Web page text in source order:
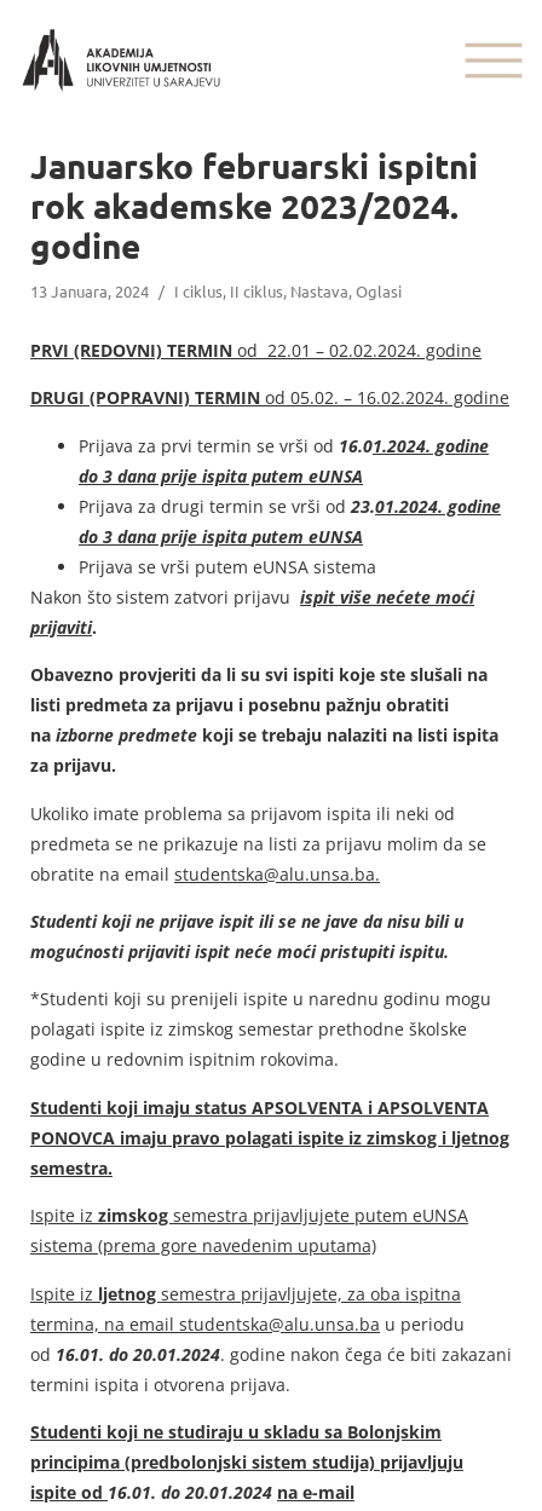
Januarsko februarski ispitni
rok akademske 2023/2024.
godine
13 Januara, 2024 / I ciklus, II ciklus, Nastava,Oglasi
PRVI (REDOVNI) TERMIN od 22.01 – 02.02.2024. godine
DRUGI (POPRAVNI) TERMIN od 05.02. – 16.02.2024. godine
Prijava za prvi termin se vrši od 16.01.2024. godine
do 3 dana prije ispita putem eUNSA
Prijava za drugi termin se vrši od 23.01.2024. godine
do 3 dana prije ispita putem eUNSA
Prijava se vrši putem eUNSA sistema
Nakon što sistem zatvori prijavu ispit više nećete moći
prijaviti.
Obavezno provjeriti da li su svi ispiti koje ste slušali na
listi predmeta za prijavu i posebnu pažnju obratiti
na izborne predmete koji se trebaju nalaziti na listi ispita
za prijavu.
Ukoliko imate problema sa prijavom ispita ili neki od
predmeta se ne prikazuje na listi za prijavu molim da se
obratite na email studentska@alu.unsa.ba.
Studenti koji ne prijave ispit ili se ne jave da nisu bili u
mogućnosti prijaviti ispit neće moći pristupiti ispitu.
*Studenti koji su prenijeli ispite u narednu godinu mogu
polagati ispite iz zimskog semestar prethodne školske
godine u redovnim ispitnim rokovima.
Studenti koji imaju status APSOLVENTA i APSOLVENTA
PONOVCA imaju pravo polagati ispite iz zimskog i ljetnog
semestra.
Ispite iz zimskog semestra prijavljujete putem eUNSA
sistema (prema gore navedenim uputama)
Ispite iz ljetnog semestra prijavljujete, za oba ispitna
termina, na email studentska@alu.unsa.ba u periodu
od 16.01. do 20.01.2024. godine nakon čega će biti zakazani
termini ispita i otvorena prijava.
Studenti koji ne studiraju u skladu sa Bolonjskim
principima (predbolonjski sistem studija) prijavljuju
ispite od 16.01. do 20.01.2024 na e-mail